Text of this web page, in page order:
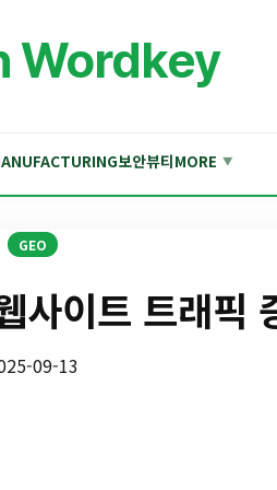
Wordkey
보안뷰티MORE ▼
GEO
사이트 트래픽
09-13